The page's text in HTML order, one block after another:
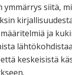
ymmärrys siitä,
ja
keskeisistä